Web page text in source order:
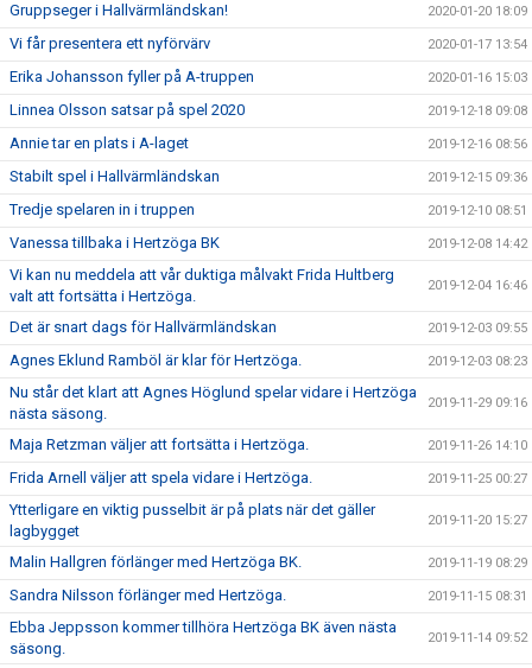
Gruppseger i Hallvärmländskan! 2020-01-20 18:09
Vi får presentera ett nyförvärv 2020-01-17 13:54
Erika Johansson fyller på A-truppen 2020-01-16 15:03
Linnea Olsson satsar på spel 2020 2019-12-18 09:08
Annie tar en plats i A-laget 2019-12-16 08:56
Stabilt spel i Hallvärmländskan 2019-12-15 09:36
Tredje spelaren in i truppen 2019-12-10 08:51
Vanessa tillbaka i Hertzöga BK 2019-12-08 14:42
Vi kan nu meddela att vår duktiga målvakt Frida Hultberg
valt att fortsätta i Hertzöga.
2019-12-04 16:46
Det är snart dags för Hallvärmländskan 2019-12-03 09:55
Agnes Eklund Ramböl är klar för Hertzöga. 2019-12-03 08:23
Nu står det klart att Agnes Höglund spelar vidare i Hertzöga
nästa säsong.
2019-11-29 09:16
Maja Retzman väljer att fortsätta i Hertzöga. 2019-11-26 14:10
Frida Arnell väljer att spela vidare i Hertzöga. 2019-11-25 00:27
Ytterligare en viktig pusselbit är på plats när det gäller
lagbygget
2019-11-20 15:27
Malin Hallgren förlänger med Hertzöga BK. 2019-11-19 08:29
Sandra Nilsson förlänger med Hertzöga. 2019-11-15 08:31
Ebba Jeppsson kommer tillhöra Hertzöga BK även nästa
säsong.
2019-11-14 09:52